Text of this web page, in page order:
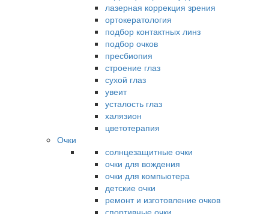
лазерная коррекция зрения
ортокератология
подбор контактных линз
подбор очков
пресбиопия
строение глаз
сухой глаз
увеит
усталость глаз
халязион
цветотерапия
Очки
солнцезащитные очки
очки для вождения
очки для компьютера
детские очки
ремонт и изготовление очков